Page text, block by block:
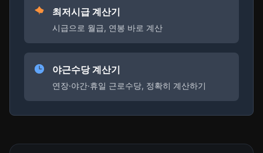
최저시급 계산기
시급으로 월급, 연봉 바로 계산
야근수당 계산기
연장·야간·휴일 근로수당, 정확히 계산하기